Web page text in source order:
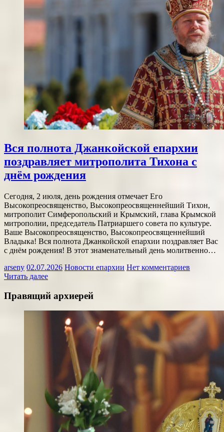
Вся полнота Джанкойской епархии
поздравляет митрополита Тихона с
днём рождения
Сегодня, 2 июля, день рождения отмечает Его
Высокопреосвященство, Высокопреосвященнейший Тихон,
митрополит Симферопольский и Крымский, глава Крымской
митрополии, председатель Патриаршего совета по культуре.
Ваше Высокопреосвященство, Высокопреосвященнейший
Владыка! Вся полнота Джанкойской епархии поздравляет Вас
с днём рождения! В этот знаменательный день молитвенно…
arseny 02.07.2026 Новости епархии Нет комментариев
Читать далее
Правящий архиерей